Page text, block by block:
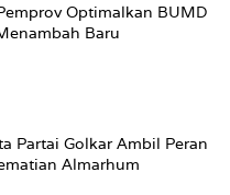
Optimalkan BUMD
Baru
Partai Golkar Ambil Peran
Almarhum